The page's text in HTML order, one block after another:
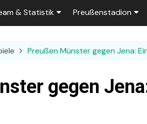
& Statistik
und Ausfälle
Statistik
Preußen-Bilanz
Preußenstadion
Fragen und
Stadionumbau ab
Stadion-News
Preußen Münster gegen Jena:
gegen